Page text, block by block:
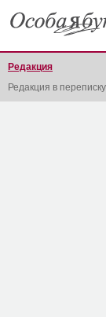
Редакция
Редакция в